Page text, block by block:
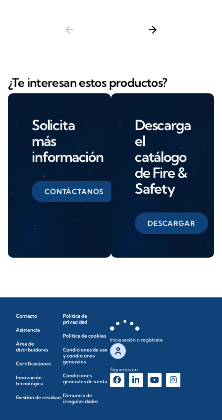
arrow_back arrow_forward
¿Te interesan estos productos?
Solicita
más
información
CONTÁCTANOS
Descarga
el
catálogo
de Fire &
Safety
DESCARGAR
Contacto
Asistencia
Área de
distribuidores
Certificaciones
Innovación
tecnológica
Gestión de residuos
Política de
privacidad
Política de cookies
Condiciones de uso
y condiciones
generales
Condiciones
generales de venta
Denuncia de
irregularidades
Inicia sesión o regístrate
Síguenos en: